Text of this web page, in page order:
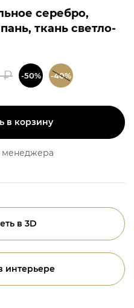
серебро,
ткань светло-
₽ -50% -40%
в корзину
менеджера
в 3D
интерьере